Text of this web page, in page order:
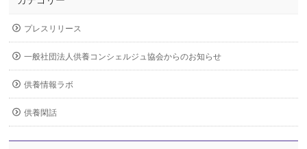
プレスリリース
一般社団法人供養コンシェルジュ協会からのお知らせ
供養情報ラボ
供養閑話